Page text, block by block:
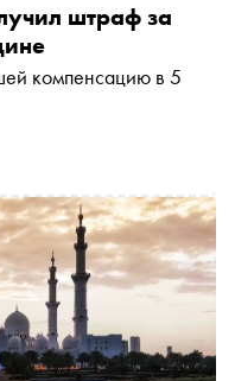
штраф за
компенсацию в 5